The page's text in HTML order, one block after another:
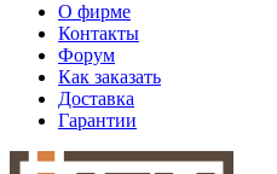
О фирме
Контакты
Форум
Как заказать
Доставка
Гарантии